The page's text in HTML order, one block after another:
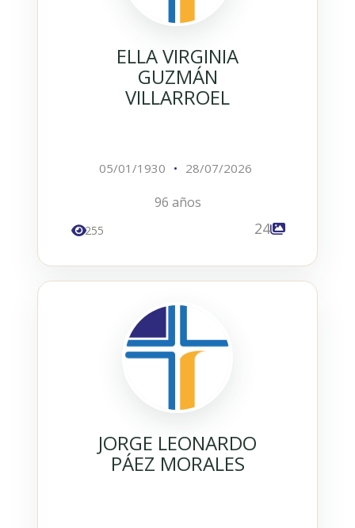
ELLA VIRGINIA
GUZMÁN
VILLARROEL
05/01/1930 • 28/07/2026
96 años
255 24
JORGE LEONARDO
PÁEZ MORALES